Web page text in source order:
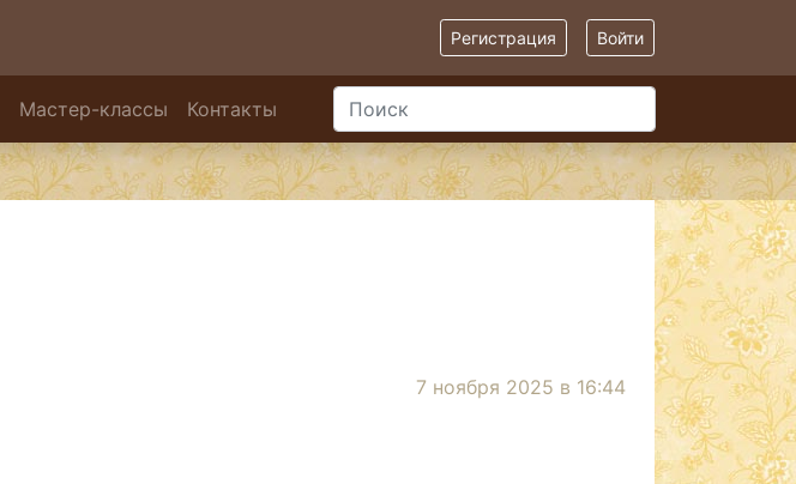
Регистрация Войти
Мастер-классы Контакты
7 ноября 2025 в 16:44